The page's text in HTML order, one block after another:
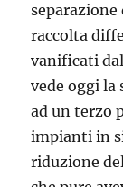
raccolta
vanificati
vede oggi
ad un terzo
impianti in
riduzione